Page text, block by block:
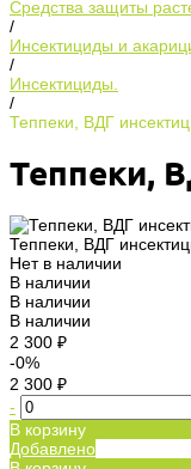
Средства защиты
/
Инсектициды и
/
Инсектициды.
/
Теппеки, ВДГ
Теппеки,
Теппеки, ВДГ
Нет в наличии
В наличии
В наличии
В наличии
2 300 ₽
-0%
2 300 ₽
-
В корзину
Добавлено